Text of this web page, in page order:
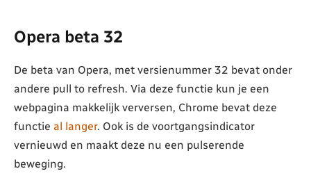
Opera beta 32
De beta van Opera, met versienummer 32 bevat onder
andere pull to refresh. Via deze functie kun je een
webpagina makkelijk verversen, Chrome bevat deze
functie al langer. Ook is de voortgangsindicator
vernieuwd en maakt deze nu een pulserende
beweging.